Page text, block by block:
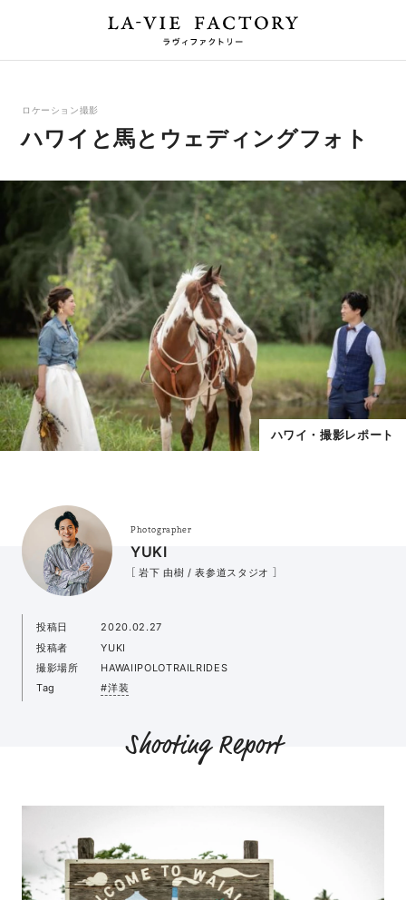
ロケーション撮影
ハワイと馬とウェディングフォト
ハワイ・撮影レポート
Photographer
YUKI
［ 岩下 由樹 / 表参道スタジオ ］
投稿日
2020.02.27
投稿者
YUKI
撮影場所
HAWAIIPOLOTRAILRIDES
Tag
#洋装
Shooting Report